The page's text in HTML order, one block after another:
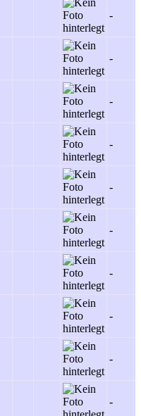
-
-
-
-
-
-
-
-
-
-